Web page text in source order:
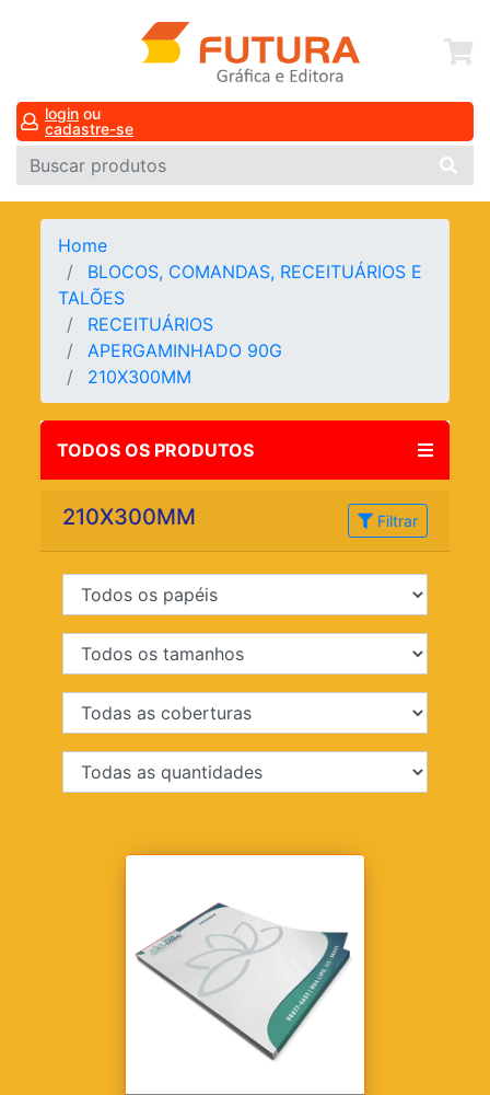
login ou
cadastre-se
Home
BLOCOS, COMANDAS, RECEITUÁRIOS E
TALÕES
RECEITUÁRIOS
APERGAMINHADO 90G
210X300MM
TODOS OS PRODUTOS
210X300MM Filtrar